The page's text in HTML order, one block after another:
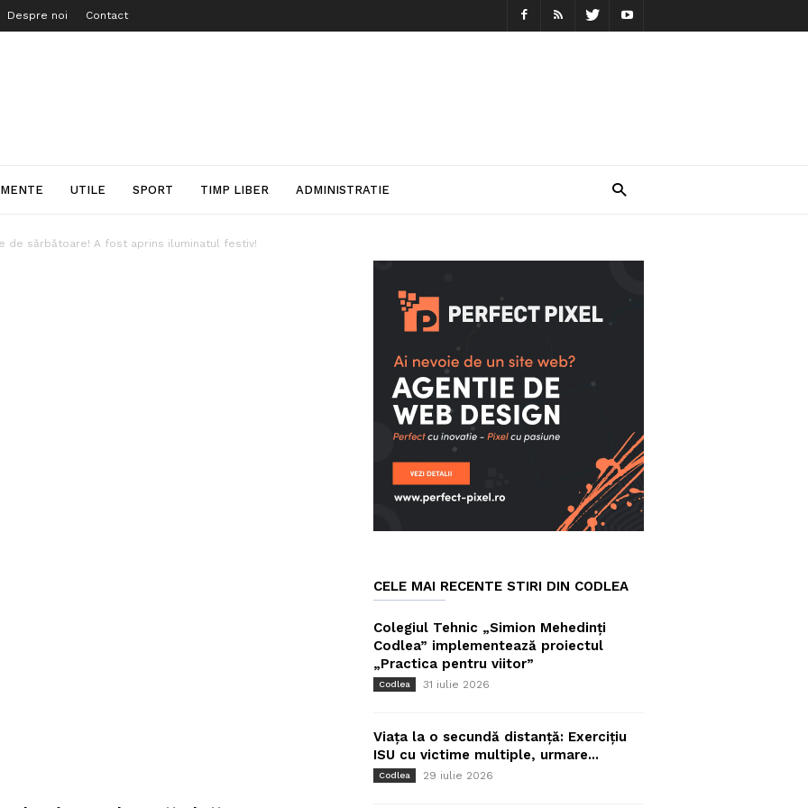
Despre noi Contact
UTILE SPORT TIMP LIBER ADMINISTRATIE
de sărbătoare! A fost aprins iluminatul festiv!
CELE MAI RECENTE STIRI DIN CODLEA
Colegiul Tehnic „Simion Mehedinți
Codlea” implementează proiectul
„Practica pentru viitor”
Codlea 31 iulie 2026
Viața la o secundă distanță: Exercițiu
ISU cu victime multiple, urmare...
Codlea 29 iulie 2026